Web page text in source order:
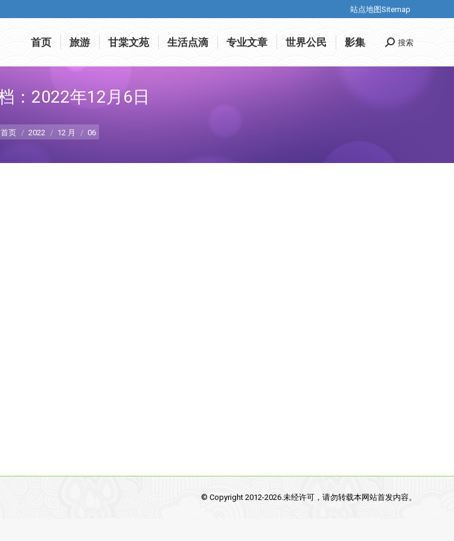
站点地图Sitemap
首页 旅游 甘棠文苑 生活点滴 专业文章 世界公民 影集 Search:
搜索
： 2022年12月6日
首页 2022 12 月 06
© Copyright 2012-2026.未经许可，请勿转载本网站首发内容。
站点地图Sitemap
首页 旅游 甘棠文苑 生活点滴 专业文章 世界公民 影集 Search:
搜索